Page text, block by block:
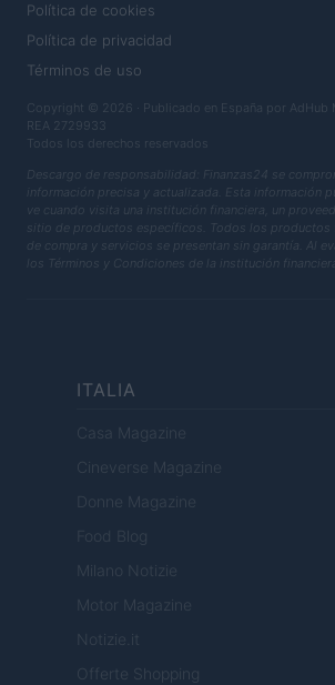
Política de cookies
Política de privacidad
Términos de uso
Copyright © 2026 · Publicado en España por AdHub
REA 2729933
Todos los derechos reservados
Descargo de responsabilidad: Finanzas24 se
información precisa y actualizada. Esta información
ve cuando visita una institución financiera, un
sitio de productos específicos. Todos los productos
de compra y servicios se presentan sin garantía. Al
los Términos y Condiciones de la institución
ITALIA
Casa Magazine
Cineverse Magazine
Donne Magazine
Food Blog
Milano Notizie
Motor Magazine
Notizie.it
Offerte Shopping